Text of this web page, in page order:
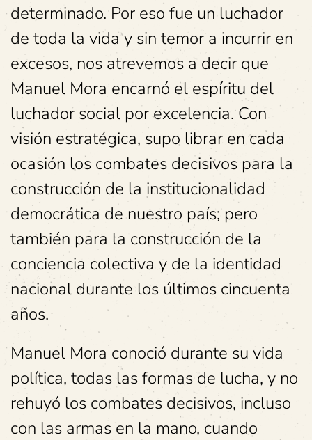
determinado. Por eso fue un luchador
de toda la vida y sin temor a incurrir en
excesos, nos atrevemos a decir que
Manuel Mora encarnó el espíritu del
luchador social por excelencia. Con
visión estratégica, supo librar en cada
ocasión los combates decisivos para la
construcción de la institucionalidad
democrática de nuestro país; pero
también para la construcción de la
conciencia colectiva y de la identidad
nacional durante los últimos cincuenta
años.
Manuel Mora conoció durante su vida
política, todas las formas de lucha, y no
rehuyó los combates decisivos, incluso
con las armas en la mano, cuando